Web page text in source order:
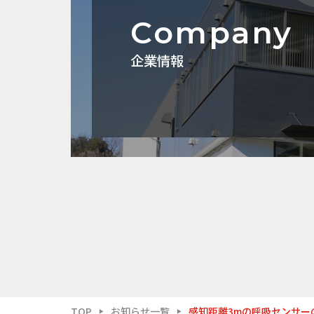
Company
企業情報
TOP ▶ お知らせ一覧 ▶ 感知距離3mの呼吸センサー